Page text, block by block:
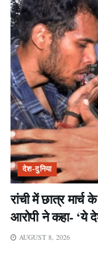
देश-दुनिया
रांची में छात्र मार्च
आरोपी ने कहा- ‘ये
AUGUST 8, 2026